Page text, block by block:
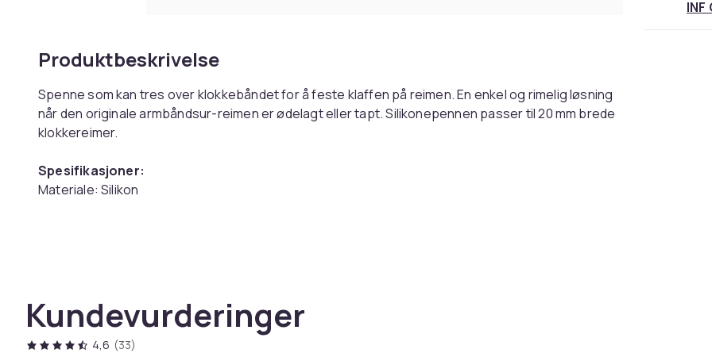
Produktbeskrivelse
Spenne som kan tres over klokkebåndet for å feste klaffen på reimen. En enkel og rimelig løsning
når den originale armbåndsur-reimen er ødelagt eller tapt. Silikonepennen passer til 20 mm brede
klokkereimer.
Spesifikasjoner:
Materiale: Silikon
Vekt, gram
Artikkel nr.
Kundevurderinger
4,6 (33)
INF